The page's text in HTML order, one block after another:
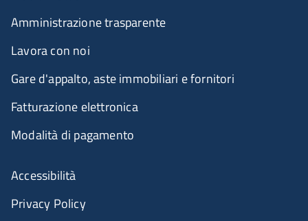
Amministrazione trasparente
Lavora con noi
Gare d'appalto, aste immobiliari e fornitori
Fatturazione elettronica
Modalità di pagamento
Menù riferimenti
Accessibilità
Privacy Policy